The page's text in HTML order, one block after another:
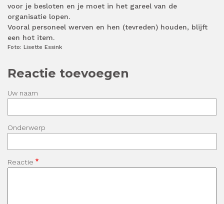
voor je besloten en je moet in het gareel van de
organisatie lopen.
Vooral personeel werven en hen (tevreden) houden, blijft
een hot item.
Foto: Lisette Essink
Reactie toevoegen
Uw naam
Onderwerp
Reactie